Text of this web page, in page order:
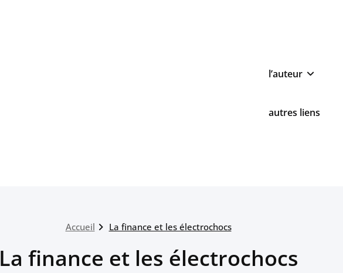
l’auteur
autres liens
Accueil La finance et les électrochocs
La finance et les électrochocs